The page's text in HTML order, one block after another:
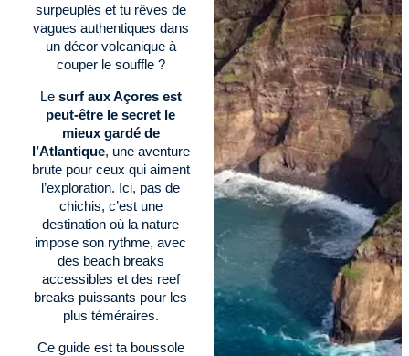
surpeuplés et tu rêves de
vagues authentiques dans
un décor volcanique à
couper le souffle ?
Le surf aux Açores est
peut-être le secret le
mieux gardé de
l’Atlantique, une aventure
brute pour ceux qui aiment
l’exploration. Ici, pas de
chichis, c’est une
destination où la nature
impose son rythme, avec
des beach breaks
accessibles et des reef
breaks puissants pour les
plus téméraires.
Ce guide est ta boussole